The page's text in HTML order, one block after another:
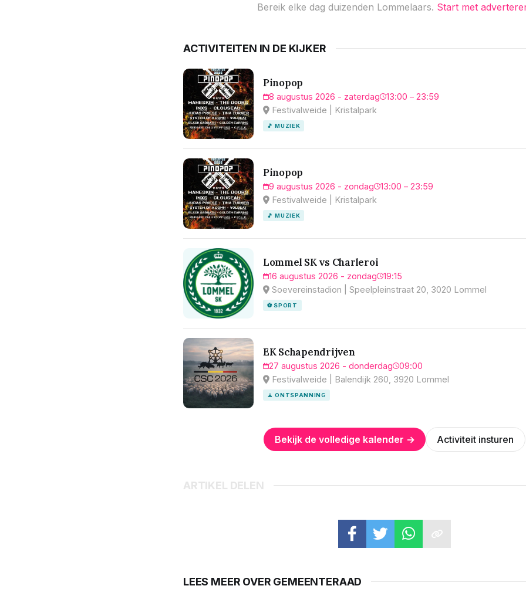
Bereik elke dag duizenden Lommelaars. Start met
ACTIVITEITEN IN DE KIJKER
Pinopop
8 augustus 2026 - zaterdag
13:00 – 23:59
Festivalweide | Kristalpark
🎵 MUZIEK
Pinopop
9 augustus 2026 - zondag
13:00 – 23:59
Festivalweide | Kristalpark
🎵 MUZIEK
Lommel SK vs Charleroi
16 augustus 2026 - zondag
19:15
Soevereinstadion | Speelpleinstraat 20, 3020 Lommel
⚽ SPORT
EK Schapendrijven
27 augustus 2026 - donderdag
09:00
Festivalweide | Balendijk 260, 3920 Lommel
🧘 ONTSPANNING
Bekijk de volledige kalender → Activiteit insturen
ARTIKEL DELEN
LEES MEER OVER GEMEENTERAAD